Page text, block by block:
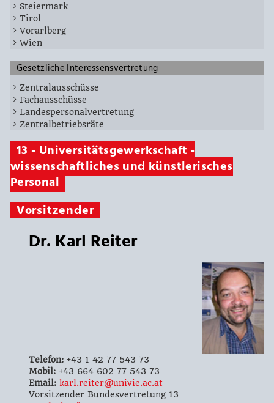
Steiermark
Tirol
Vorarlberg
Wien
Gesetzliche Interessensvertretung
Zentralausschüsse
Fachausschüsse
Landespersonalvertretung
Zentralbetriebsräte
13 - Universitätsgewerkschaft -
wissenschaftliches und künstlerisches
Personal
Vorsitzender
Dr. Karl Reiter
Telefon:+43 1 42 77 543 73
Mobil:+43 664 602 77 543 73
Email: karl.reiter@univie.ac.at
Vorsitzender Bundesvertretung 13